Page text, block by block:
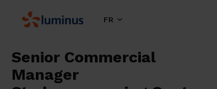
contenu
Page d'accueil FR
Senior Commercial
Manager